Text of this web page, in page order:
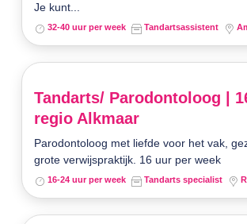
Je kunt...
32-40 uur per week Tandartsassistent
Tandarts/ Parodontoloog |
regio Alkmaar
Parodontoloog met liefde voor het vak,
grote verwijspraktijk. 16 uur per week
16-24 uur per week Tandarts specialist